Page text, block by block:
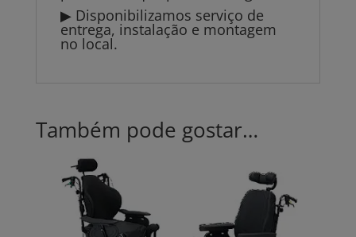
▶ Disponibilizamos serviço de
entrega, instalação e montagem
no local.
Também pode gostar…